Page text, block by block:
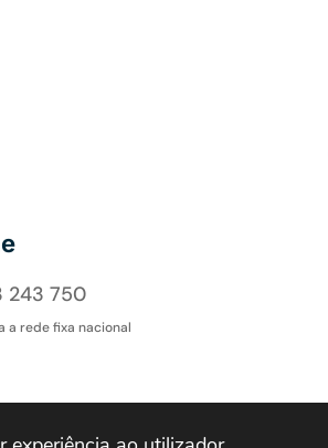
243 750
a rede fixa nacional